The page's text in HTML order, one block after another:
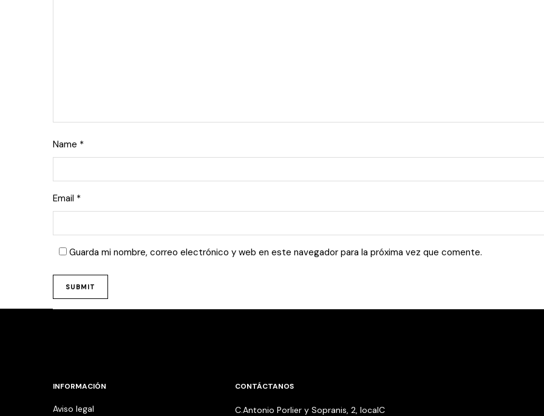
Name *
Email *
Guarda mi nombre, correo electrónico y web en este navegador para la próxima vez que comente.
INFORMACIÓN
Aviso legal
CONTÁCTANOS
C.Antonio Porlier y Sopranis, 2, localC